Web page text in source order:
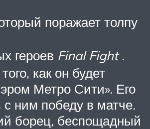
поражает толпу
героев Final Fight.
как он будет
Метро Сити». Его
ним победу в матче.
борец, беспощадный